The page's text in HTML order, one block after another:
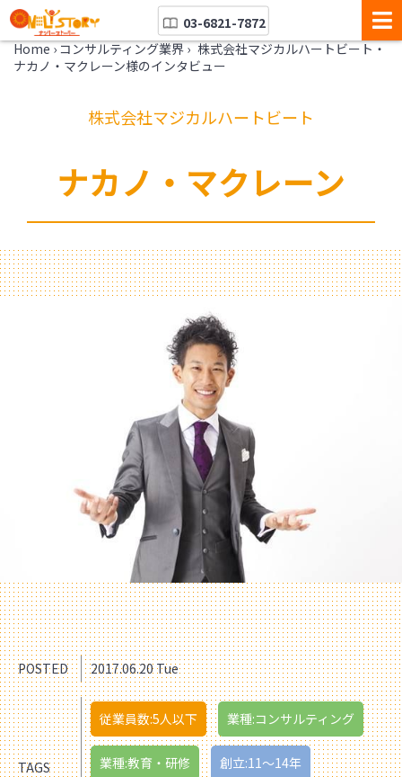
03-6821-7872
Home › コンサルティング業界 › 株式会社マジカルハートビート・
ナカノ・マクレーン様のインタビュー
株式会社マジカルハートビート
ナカノ・マクレーン
POSTED 2017.06.20 Tue
TAGS
従業員数:5人以下 業種:コンサルティング
業種:教育・研修 創立:11〜14年